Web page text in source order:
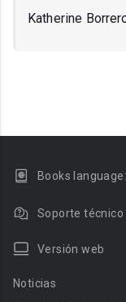
Katherine
Books language:
Soporte técnico
Versión web
Noticias